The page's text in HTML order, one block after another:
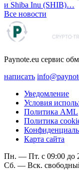
и Shiba Inu (SHIB)…
Все новости
Paynote.eu сервис
написать
Уведомление
Условия
Политика AML
Политика
Карта сайта
Пн. — Пт. с 09:00 до
Сб. — Вск.